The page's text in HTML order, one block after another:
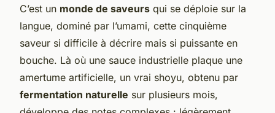
C’est un monde de saveurs qui se déploie sur la
langue, dominé par l’umami, cette cinquième
saveur si difficile à décrire mais si puissante en
bouche. Là où une sauce industrielle plaque une
amertume artificielle, un vrai shoyu, obtenu par
fermentation naturelle sur plusieurs mois,